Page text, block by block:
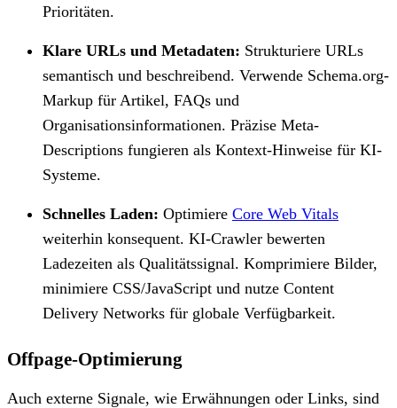
Prioritäten.
Klare URLs und Metadaten: Strukturiere URLs
semantisch und beschreibend. Verwende Schema.org-
Markup für Artikel, FAQs und
Organisationsinformationen. Präzise Meta-
Descriptions fungieren als Kontext-Hinweise für KI-
Systeme.
Schnelles Laden: Optimiere Core Web Vitals
weiterhin konsequent. KI-Crawler bewerten
Ladezeiten als Qualitätssignal. Komprimiere Bilder,
minimiere CSS/JavaScript und nutze Content
Delivery Networks für globale Verfügbarkeit.
Offpage-Optimierung
Auch externe Signale, wie Erwähnungen oder Links, sind